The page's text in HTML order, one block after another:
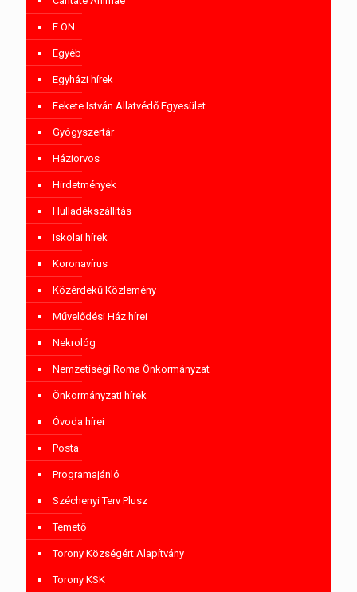
E.ON
Egyéb
Egyházi hírek
Fekete István Állatvédő Egyesület
Gyógyszertár
Háziorvos
Hirdetmények
Hulladékszállítás
Iskolai hírek
Koronavírus
Közérdekű Közlemény
Művelődési Ház hírei
Nekrológ
Nemzetiségi Roma Önkormányzat
Önkormányzati hírek
Óvoda hírei
Posta
Programajánló
Széchenyi Terv Plusz
Temető
Torony Községért Alapítvány
Torony KSK